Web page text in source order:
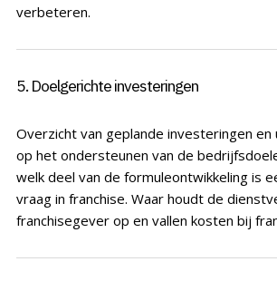
verbeteren.
5. Doelgerichte investeringen
Overzicht van geplande investeringen
op het ondersteunen van de
welk deel van de formuleontwikkeling is
vraag in franchise. Waar houdt de
franchisegever op en vallen kosten bij